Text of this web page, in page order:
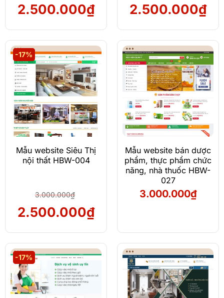
Giá
là:
3.000.000₫.
2.500.000₫Giá
tại
là:
2.500.000₫.
Giá
là:
3.000.000₫.
2.500.000₫Giá
tại
là:
-17%
Mẫu website Siêu Thị
nội thất HBW-004
3.000.000₫
Giá
là:
3.000.000₫.
2.500.000₫Giá
tại
là:
2.500.000₫.
Mẫu website bán dược
phẩm, thực phẩm chức
năng, nhà thuốc HBW-
027
3.000.000₫
-17%